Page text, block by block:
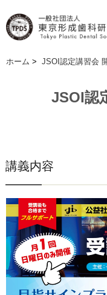
ホーム > JSOI認定講習会
JSOI認
講義内容